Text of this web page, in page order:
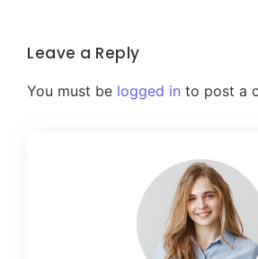
Leave a Reply
You must be logged in to post a